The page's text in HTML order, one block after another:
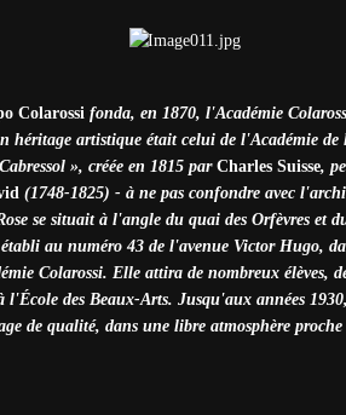
Colarossi fonda, en 1870, l'Académie
héritage artistique était celui de l'Académie de
», créée en 1815 par Charles Suisse,
(1748-1825) - à ne pas confondre avec
se situait à l'angle du quai des Orfèvres et
au numéro 43 de l'avenue Victor Hugo,
Colarossi. Elle attira de nombreux élèves,
l'École des Beaux-Arts. Jusqu'aux années
de qualité, dans une libre atmosphère